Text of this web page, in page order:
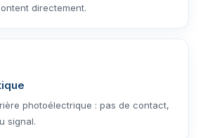
directement.
photoélectrique : pas de contact,
signal.